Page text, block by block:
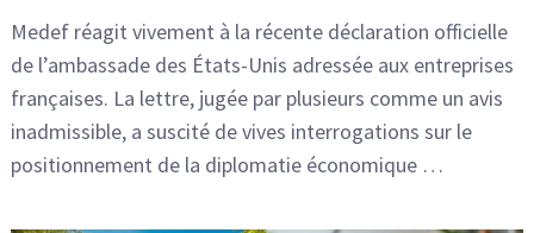
Medef réagit vivement à la récente déclaration officielle
de l’ambassade des États-Unis adressée aux entreprises
françaises. La lettre, jugée par plusieurs comme un avis
inadmissible, a suscité de vives interrogations sur le
positionnement de la diplomatie économique …